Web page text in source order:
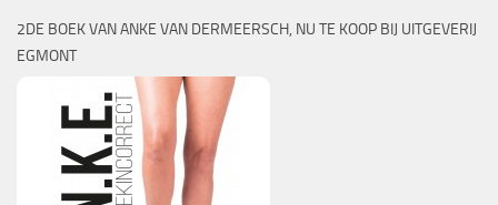
2DE BOEK VAN ANKE VAN DERMEERSCH, NU TE KOOP BIJ UITGEVERIJ
EGMONT